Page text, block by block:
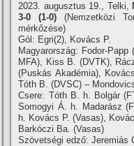
2023. augusztus 19., Telki,
3-0 (1-0) (Nemzetközi
mérkőzése)
Gól: Egri(2), Kovács P.
Magyarország: Fodor-
MFA), Kiss B. (DVTK),
(Puskás Akadémia),
Tóth B. (DVSC) –
Csere: Tóth B. h. Bolgár
Somogyi Á. h. Madarász
h. Kovács P. (Vasas),
Barkóczi Ba. (Vasas)
Szövetségi edző: Jeremiás